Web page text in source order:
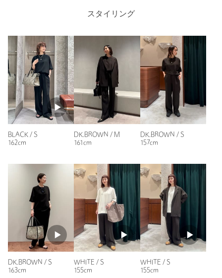
返品 返品等について
裾上げ 対象外商品 裾上げについて
タイプ WOMEN
カテゴリー トップス | Tシャツ / カットソー
サイズ S M
素材
ル)45％ リブ部分；ポリエステル67％ ナイロン
30％ ポリウレタン3％
日本製
商品番号 5517-2-800003
年々コンパクト目になっているようで、ラインが違うので、洗
しまうので、もう少し沢山作ってほしいです。。今回滑り込み
でなんとか買えたという印象です。
性別：女性
年代：40代後半
身長：
162cm
普段の着用サイズ：M
参考になった
ニックネーム： Rie
投稿日： 2026年6月21日
購入サイズ：S
｜
購入カラー：BLACK
購入商品のサイズ感：ちょうどよい
このシリーズが発売になるたびに購入しています。
スタイリング
BLACK / S
162cm
DK.BROWN / M
161cm
DK.BROWN / S
157cm
DK.BROWN / S
163cm
WHITE / S
155cm
WHITE / S
155cm